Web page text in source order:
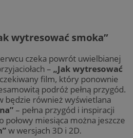
wytresować smoka”
czeka powrót uwielbianej
– „Jak wytresować
film, który ponownie
podróż pełną przygód.
będzie również wyświetlana
– pełna przygód i inspiracji
połowy miesiąca można jeszcze
w wersjach 3D i 2D.